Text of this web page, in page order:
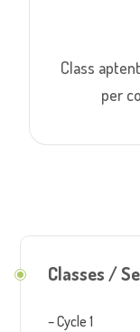
Class
per
Classes /
– Cycle 1